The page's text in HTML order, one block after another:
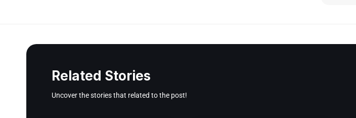
Related Stories
Uncover the stories that related to the post!